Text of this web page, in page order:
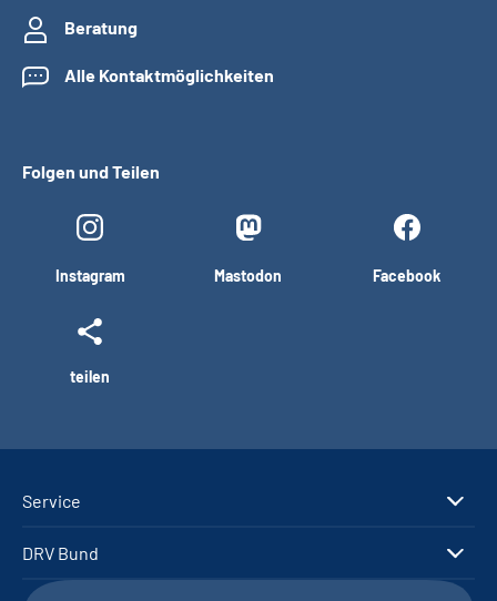
Beratung
Alle Kontaktmöglichkeiten
Folgen und Teilen
Instagram Mastodon Facebook
teilen
Service
DRV Bund